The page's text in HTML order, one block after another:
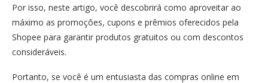
Por isso, neste artigo, você descobrirá como aproveitar ao
máximo as promoções, cupons e prêmios oferecidos pela
Shopee para garantir produtos gratuitos ou com descontos
consideráveis.
Portanto, se você é um entusiasta das compras online em